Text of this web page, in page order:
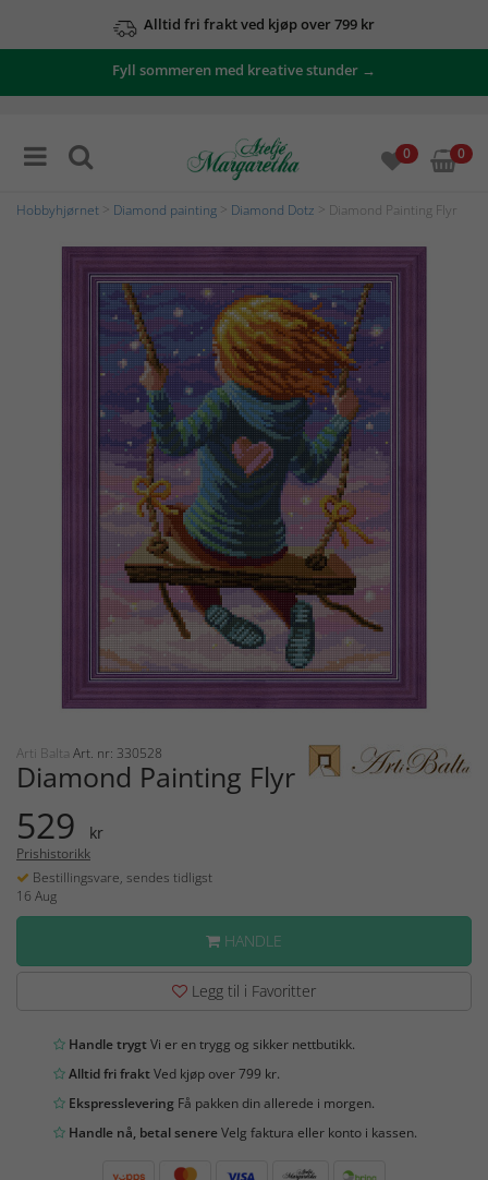
Alltid fri frakt ved kjøp over 799 kr
Fyll sommeren med kreative stunder →
0 0
Hobbyhjørnet Diamond painting Diamond Dotz > Diamond Painting Flyr
Arti Balta Art. nr: 330528
Diamond Painting Flyr
529 kr
Prishistorikk
Bestillingsvare, sendes tidligst
16 Aug
HANDLE
Legg til i Favoritter
Handle trygtVi er en trygg og sikker nettbutikk.
Alltid fri fraktVed kjøp over 799 kr.
Ekspresslevering Få pakken din allerede i morgen.
Handle nå, betal senereVelg faktura eller konto i kassen.